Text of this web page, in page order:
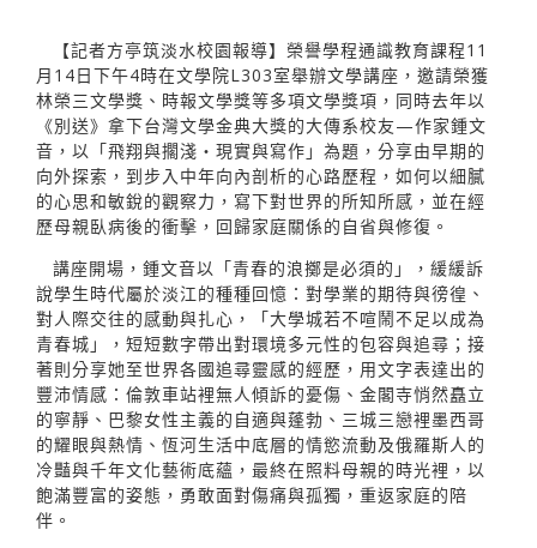
【記者方亭筑淡水校園報導】榮譽學程通識教育課程11
月14日下午4時在文學院L303室舉辦文學講座，邀請榮獲
林榮三文學獎、時報文學獎等多項文學獎項，同時去年以
《別送》拿下台灣文學金典大獎的大傳系校友—作家鍾文
音，以「飛翔與擱淺‧現實與寫作」為題，分享由早期的
向外探索，到步入中年向內剖析的心路歷程，如何以細膩
的心思和敏銳的觀察力，寫下對世界的所知所感，並在經
歷母親臥病後的衝擊，回歸家庭關係的自省與修復。
講座開場，鍾文音以「青春的浪擲是必須的」，緩緩訴
說學生時代屬於淡江的種種回憶：對學業的期待與徬徨、
對人際交往的感動與扎心，「大學城若不喧鬧不足以成為
青春城」，短短數字帶出對環境多元性的包容與追尋；接
著則分享她至世界各國追尋靈感的經歷，用文字表達出的
豐沛情感：倫敦車站裡無人傾訴的憂傷、金閣寺悄然矗立
的寧靜、巴黎女性主義的自適與蓬勃、三城三戀裡墨西哥
的耀眼與熱情、恆河生活中底層的情慾流動及俄羅斯人的
冷豔與千年文化藝術底蘊，最終在照料母親的時光裡，以
飽滿豐富的姿態，勇敢面對傷痛與孤獨，重返家庭的陪
伴。